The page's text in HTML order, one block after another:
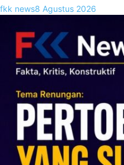
fkk news8 Agustus 2026